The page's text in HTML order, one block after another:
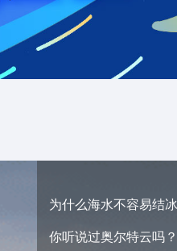
为什么海水不容易结
你听说过奥尔特云吗？